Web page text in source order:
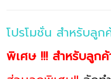
โปรโมชั่น สำหรับลูก
พิเศษ !!! สำหรับลูกค้